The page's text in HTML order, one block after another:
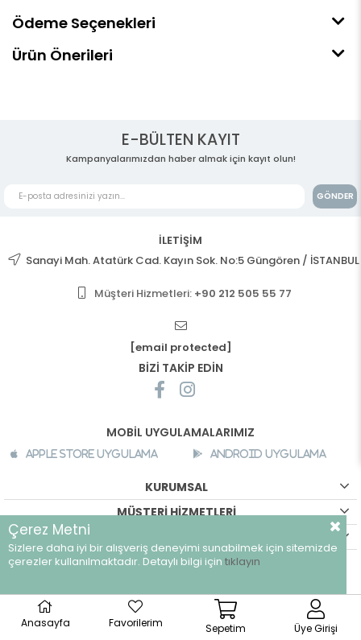
Ödeme Seçenekleri
Ürün Önerileri
E-BÜLTEN KAYIT
Kampanyalarımızdan haber almak için kayıt olun!
GÖNDER
İLETİŞİM
Sanayi Mah. Atatürk Cad. Kayın Sok. No:5 Güngören / İSTANBUL
Müşteri Hizmetleri: +90 212 505 55 77
[email protected]
BİZİ TAKİP EDİN
MOBİL UYGULAMALARIMIZ
Apple Store Uygulama Android Uygulama
KURUMSAL
MÜŞTERİ HİZMETLERİ
©breeze.com.tr - Tüm hakları saklıdır.
Anasayfa Favorilerim Sepetim Üye Girişi
Çerez Metni
Sizlere daha iyi bir alışveriş deneyimi sunabilmek için sitemizde
çerezler kullanılmaktadır. Detaylı bilgi için tıklayın